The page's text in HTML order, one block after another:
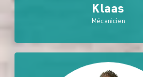
Klaas
Mécanicien